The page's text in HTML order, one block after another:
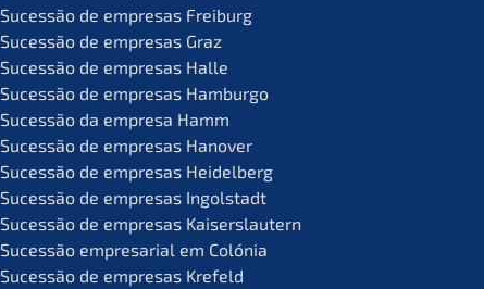
Suces­são de empre­sas Freiburg
Suces­são de empre­sas Graz
Suces­são de empre­sas Halle
Suces­são de empre­sas Hamburgo
Suces­são da empre­sa Hamm
Suces­são de empre­sas Hanover
Suces­são de empre­sas Heidelberg
Suces­são de empre­sas Ingolstadt
Suces­são de empre­sas Kaiserslautern
Suces­são empre­sa­ri­al em Colónia
Suces­são de empre­sas Krefeld